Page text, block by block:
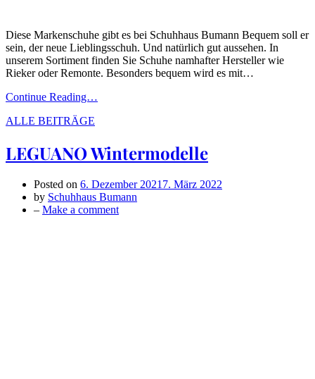
Diese Markenschuhe gibt es bei Schuhhaus Bumann Bequem soll er
sein, der neue Lieblingsschuh. Und natürlich gut aussehen. In
unserem Sortiment finden Sie Schuhe namhafter Hersteller wie
Rieker oder Remonte. Besonders bequem wird es mit…
Continue Reading…
ALLE BEITRÄGE
LEGUANO Wintermodelle
Posted on 6. Dezember 20217. März 2022
by Schuhhaus Bumann
– Make a commenton